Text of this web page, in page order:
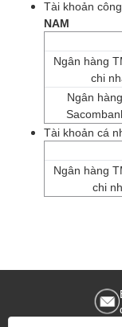
Tài khoản
NAM
Ngân hàng
chi
Ngân
Tài khoản cá
Ngân hàng
chi